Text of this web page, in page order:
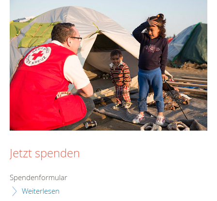
Jetzt spenden
Spendenformular
Weiterlesen